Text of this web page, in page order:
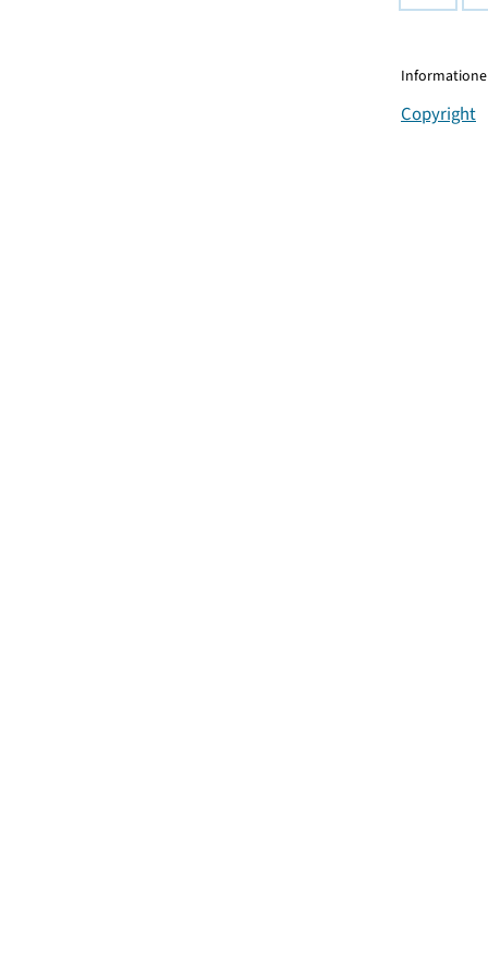
Copyright